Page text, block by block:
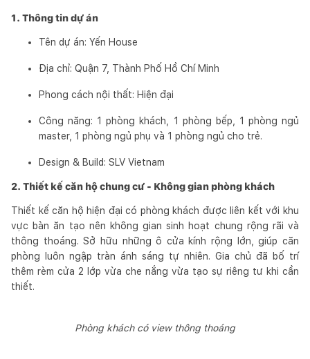
1. Thông tin dự án
Tên dự án: Yến House
Địa chỉ: Quận 7, Thành Phố Hồ Chí Minh
Phong cách nội thất: Hiện đại
Công năng: 1 phòng khách, 1 phòng bếp, 1 phòng ngủ
master, 1 phòng ngủ phụ và 1 phòng ngủ cho trẻ.
Design & Build: SLV Vietnam
2. Thiết kế căn hộ chung cư - Không gian phòng khách
Thiết kế căn hộ hiện đại có phòng khách được liên kết với khu
vực bàn ăn tạo nên không gian sinh hoạt chung rộng rãi và
thông thoáng. Sở hữu những ô cửa kính rộng lớn, giúp căn
phòng luôn ngập tràn ánh sáng tự nhiên. Gia chủ đã bố trí
thêm rèm cửa 2 lớp vừa che nắng vừa tạo sự riêng tư khi cần
thiết.
Phòng khách có view thông thoáng